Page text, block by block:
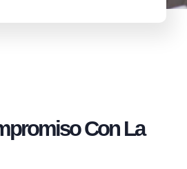
Con La